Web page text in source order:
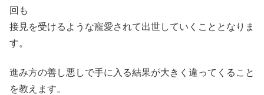
回も
接見を受けるような寵愛されて出世していくこととなりま
す。
進み方の善し悪しで手に入る結果が大きく違ってくること
を教えます。